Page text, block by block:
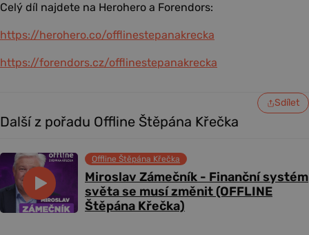
Celý díl najdete na Herohero a Forendors:
https://herohero.co/offlinestepanakrecka
https://forendors.cz/offlinestepanakrecka
Sdílet
Další z pořadu Offline Štěpána Křečka
Miroslav Zámečník - Finanční systém
světa se musí změnit (OFFLINE
Štěpána Křečka)
Offline Štěpána Křečka